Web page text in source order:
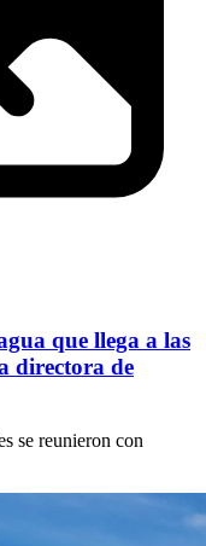
que llega a las
directora de
se reunieron con